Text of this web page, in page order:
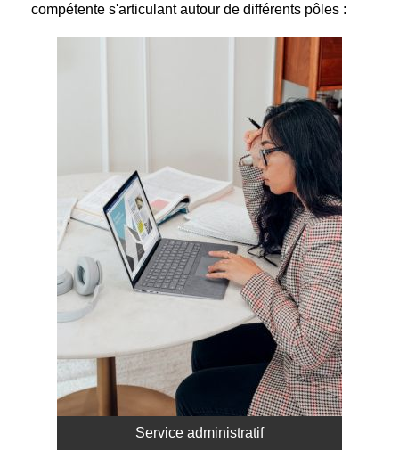
compétente s'articulant autour de différents pôles :
Service administratif